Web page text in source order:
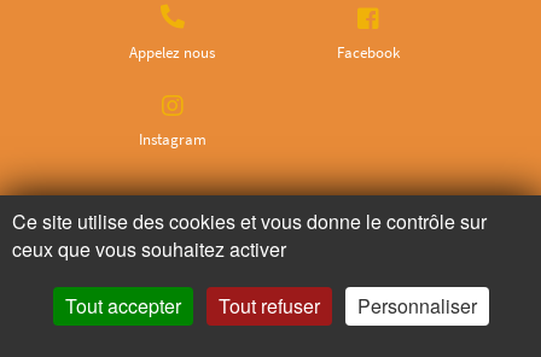
Appelez nous Facebook
Instagram
Ne ratez plus rien,
Abonnez-vous à notre newsletter
Ce site utilise des cookies et vous donne le contrôle sur
ceux que vous souhaitez activer
Tout accepter Tout refuser Personnaliser